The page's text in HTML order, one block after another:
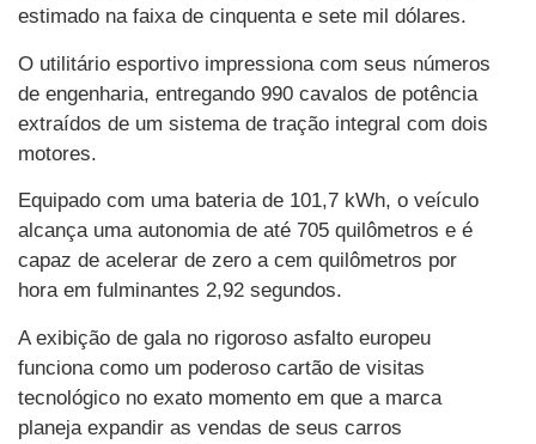
estimado na faixa de cinquenta e sete mil dólares.
O utilitário esportivo impressiona com seus números
de engenharia, entregando 990 cavalos de potência
extraídos de um sistema de tração integral com dois
motores.
Equipado com uma bateria de 101,7 kWh, o veículo
alcança uma autonomia de até 705 quilômetros e é
capaz de acelerar de zero a cem quilômetros por
hora em fulminantes 2,92 segundos.
A exibição de gala no rigoroso asfalto europeu
funciona como um poderoso cartão de visitas
tecnológico no exato momento em que a marca
planeja expandir as vendas de seus carros